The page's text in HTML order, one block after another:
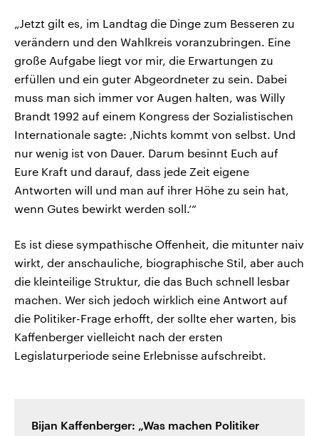
„Jetzt gilt es, im Landtag die Dinge zum Besseren zu
verändern und den Wahlkreis voranzubringen. Eine
große Aufgabe liegt vor mir, die Erwartungen zu
erfüllen und ein guter Abgeordneter zu sein. Dabei
muss man sich immer vor Augen halten, was Willy
Brandt 1992 auf einem Kongress der Sozialistischen
Internationale sagte: ‚Nichts kommt von selbst. Und
nur wenig ist von Dauer. Darum besinnt Euch auf
Eure Kraft und darauf, dass jede Zeit eigene
Antworten will und man auf ihrer Höhe zu sein hat,
wenn Gutes bewirkt werden soll.‘“
Es ist diese sympathische Offenheit, die mitunter naiv
wirkt, der anschauliche, biographische Stil, aber auch
die kleinteilige Struktur, die das Buch schnell lesbar
machen. Wer sich jedoch wirklich eine Antwort auf
die Politiker-Frage erhofft, der sollte eher warten, bis
Kaffenberger vielleicht nach der ersten
Legislaturperiode seine Erlebnisse aufschreibt.
Bijan Kaffenberger: „Was machen Politiker